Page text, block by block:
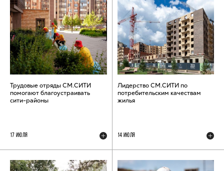
Трудовые отряды СМ.СИТИ
помогают благоустраивать
сити-районы
17 ИЮЛЯ
Лидерство СМ.СИТИ по
потребительским качествам
жилья
14 ИЮЛЯ